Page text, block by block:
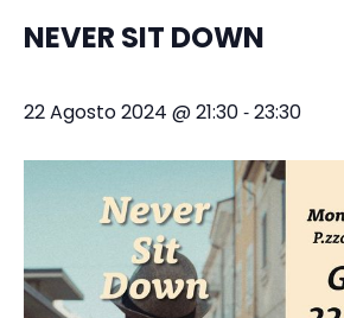
NEVER SIT DOWN
22 Agosto 2024 @ 21:30-23:30